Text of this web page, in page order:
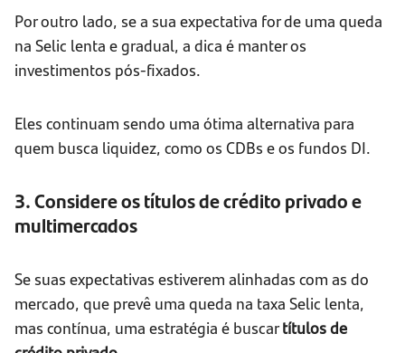
Por outro lado, se a sua expectativa for de uma queda
na Selic lenta e gradual, a dica é manter os
investimentos pós-fixados.
Eles continuam sendo uma ótima alternativa para
quem busca liquidez, como os CDBs e os fundos DI.
3. Considere os títulos de crédito privado e
multimercados
Se suas expectativas estiverem alinhadas com as do
mercado, que prevê uma queda na taxa Selic lenta,
mas contínua, uma estratégia é buscartítulos de